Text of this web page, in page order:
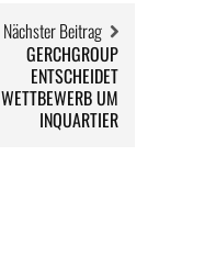
Nächster Beitrag
GERCHGROUP
ENTSCHEIDET
WETTBEWERB UM
INQUARTIER